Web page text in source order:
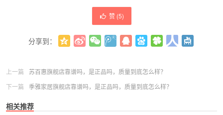
赞 (5)
分享到：
上一篇
苏百惠旗舰店靠谱吗，是正品吗，质量到底怎么样？
下一篇
季雅家居旗舰店靠谱吗，是正品吗，质量到底怎么样？
相关推荐